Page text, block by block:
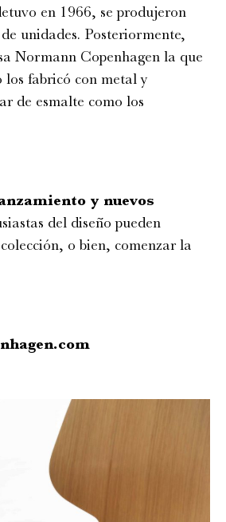
en 1966, se produjeron
unidades. Posteriormente,
Normann Copenhagen la que
los fabricó con metal y
de esmalte como los
y nuevos
del diseño pueden
o bien, comenzar la